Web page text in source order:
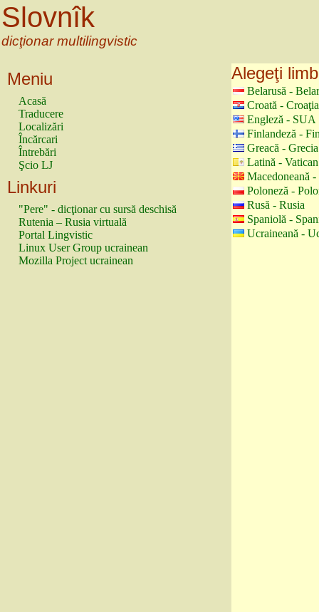
Slovnîk
dicţionar multilingvistic
Meniu
Acasă
Traducere
Localizări
Încărcari
Întrebări
Şcio LJ
Linkuri
"Pere" - dicţionar cu sursă deschisă
Rutenia – Rusia virtuală
Portal Lingvistic
Linux User Group ucrainean
Mozilla Project ucrainean
Alegeţi
Belarusă -
Croată - Croaţia
Engleză - SUA
Finlandeză -
Greacă - Grecia
Latină - Vatican
Macedoneană
Poloneză -
Rusă - Rusia
Spaniolă -
Ucraineană -